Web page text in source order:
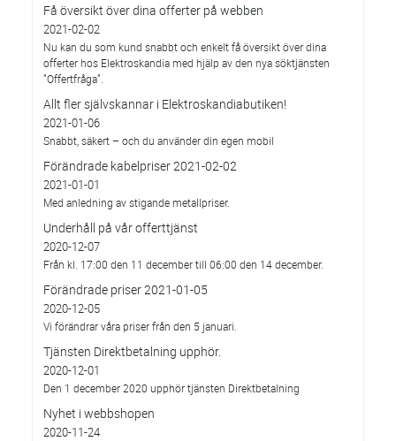
Få översikt över dina offerter på webben
2021-02-02
Nu kan du som kund snabbt och enkelt få översikt över dina
offerter hos Elektroskandia med hjälp av den nya söktjänsten
”Offertfråga”.
Allt fler självskannar i Elektroskandiabutiken!
2021-01-06
Snabbt, säkert – och du använder din egen mobil
Förändrade kabelpriser 2021-02-02
2021-01-01
Med anledning av stigande metallpriser.
Underhåll på vår offerttjänst
2020-12-07
Från kl. 17:00 den 11 december till 06:00 den 14 december.
Förändrade priser 2021-01-05
2020-12-05
Vi förändrar våra priser från den 5 januari.
Tjänsten Direktbetalning upphör.
2020-12-01
Den 1 december 2020 upphör tjänsten Direktbetalning
Nyhet i webbshopen
2020-11-24